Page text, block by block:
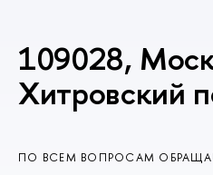
109028,
Хитровский
ПО ВСЕМ ВОПРОСАМ